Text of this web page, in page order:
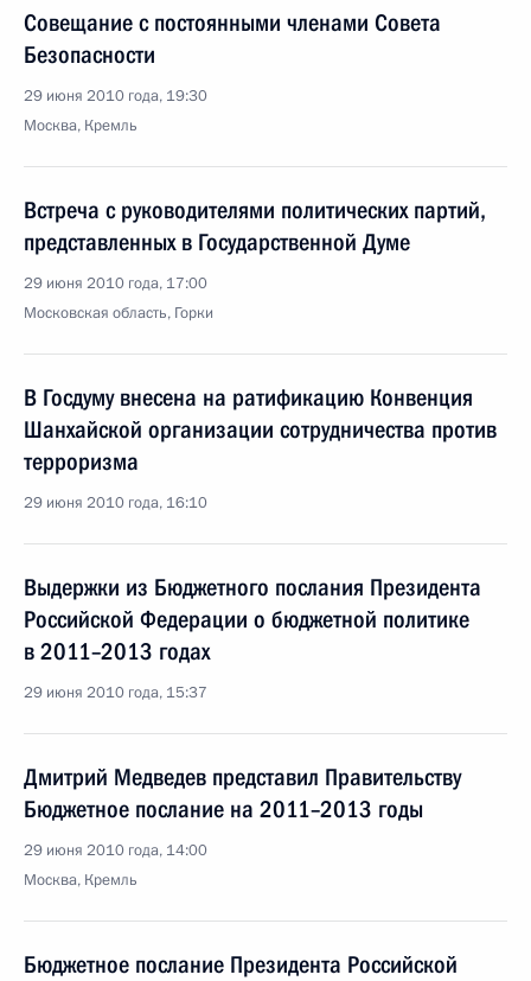
Совещание с постоянными членами Совета
Безопасности
29 июня 2010 года, 19:30
Москва, Кремль
Встреча с руководителями политических партий,
представленных в Государственной Думе
29 июня 2010 года, 17:00
Московская область, Горки
В Госдуму внесена на ратификацию Конвенция
Шанхайской организации сотрудничества против
терроризма
29 июня 2010 года, 16:10
Выдержки из Бюджетного послания Президента
Российской Федерации о бюджетной политике
в 2011–2013 годах
29 июня 2010 года, 15:37
Дмитрий Медведев представил Правительству
Бюджетное послание на 2011–2013 годы
29 июня 2010 года, 14:00
Москва, Кремль
Бюджетное послание Президента Российской